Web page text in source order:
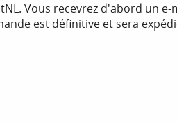
Vous recevrez d'abord un e-
est définitive et sera